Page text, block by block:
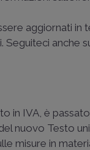
aggiornati in
anche
in IVA, è
nuovo Testo
misure in